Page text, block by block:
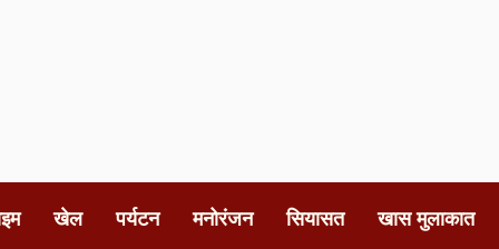
खेल पर्यटन मनोरंजन सियासत खास मुलाकात